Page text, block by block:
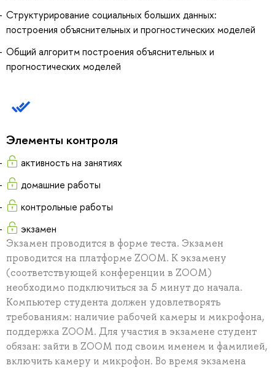
Структурирование социальных больших данных:
построения объяснительных и прогностических моделей
Общий алгоритм построения объяснительных и
прогностических моделей
Элементы контроля
активность на занятиях
домашние работы
контрольные работы
экзамен
Экзамен проводится в форме теста. Экзамен
проводится на платформе ZOOM. К экзамену
(соответствующей конференции в ZOOM)
необходимо подключиться за 5 минут до начала.
Компьютер студента должен удовлетворять
требованиям: наличие рабочей камеры и микрофона,
поддержка ZOOM. Для участия в экзамене студент
обязан: зайти в ZOOM под своим именем и фамилией,
включить камеру и микрофон. Во время экзамена